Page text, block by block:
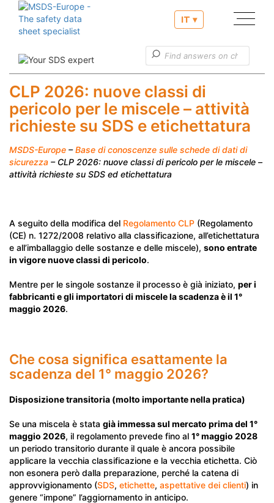
IT ▾
Nostri servizi
Informazioni utili
Servizio clienti
CLP 2026: nuove classi di
pericolo per le miscele – attività
richieste su SDS e etichettatura
MSDS-Europe –Base di conoscenze sulle schede di dati di
sicurezza – CLP 2026: nuove classi di pericolo per le miscele –
attività richieste su SDS ed etichettatura
A seguito della modifica del Regolamento CLP (Regolamento
(CE) n. 1272/2008 relativo alla classificazione, all’etichettatura
e all’imballaggio delle sostanze e delle miscele), sono entrate
in vigore nuove classi di pericolo.
Mentre per le singole sostanze il processo è già iniziato, per i
fabbricanti e gli importatori di miscele la scadenza è il 1°
maggio 2026.
Che cosa significa esattamente la
scadenza del 1° maggio 2026?
Disposizione transitoria (molto importante nella pratica)
Se una miscela è stata già immessa sul mercato prima del 1°
maggio 2026, il regolamento prevede fino al 1° maggio 2028
un periodo transitorio durante il quale è ancora possibile
applicare la vecchia classificazione e la vecchia etichetta. Ciò
non esonera però dalla preparazione, perché la catena di
approvvigionamento (SDS, etichette, aspettative dei clienti) in
genere “impone” l’aggiornamento in anticipo.